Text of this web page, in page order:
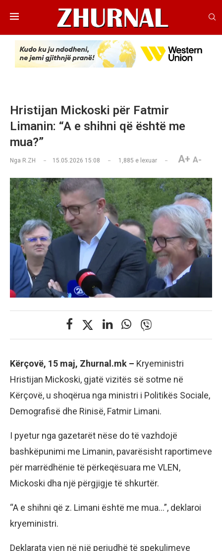
Hristijan Mickoski për Fatmir
Limanin: “A e shihni që është me
mua?”
Nga R.ZH 15.05.2026 15:08 1,885 e lexuar A+ A-
Kërçovë, 15 maj, Zhurnal.mk – Kryeministri
Hristijan Mickoski, gjatë vizitës së sotme në
Kërçovë, u shoqërua nga ministri i Politikës Sociale,
Demografisë dhe Rinisë, Fatmir Limani.
I pyetur nga gazetarët nëse do të vazhdojë
bashkëpunimi me Limanin, pavarësisht raportimeve
për marrëdhënie të përkeqësuara me VLEN,
Mickoski dha një përgjigje të shkurtër.
“A e shihni që z. Limani është me mua…”, deklaroi
kryeministri.
Deklarata vjen në një periudhë të spekulimeve